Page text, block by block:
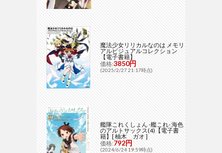
魔法少女リリカルなのは メモリ
アルビジュアルコレクション
【電子書籍】
価格:3850円
(2025/2/27 21:17時点)
艦隊これくしょん -艦これ- 海色
のアルトサックス(4)【電子書
籍】[ 柚木 ガオ ]
価格:792円
(2024/6/24 19:59時点)